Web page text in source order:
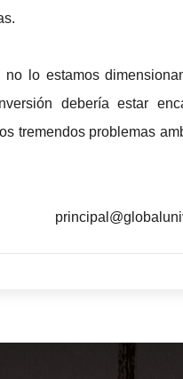
lo estamos
debería estar
tremendos problemas